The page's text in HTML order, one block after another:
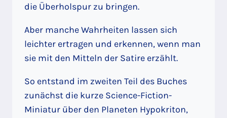
die Überholspur zu bringen.
Aber manche Wahrheiten lassen sich
leichter ertragen und erkennen, wenn man
sie mit den Mitteln der Satire erzählt.
So entstand im zweiten Teil des Buches
zunächst die kurze Science-Fiction-
Miniatur über den Planeten Hypokriton,